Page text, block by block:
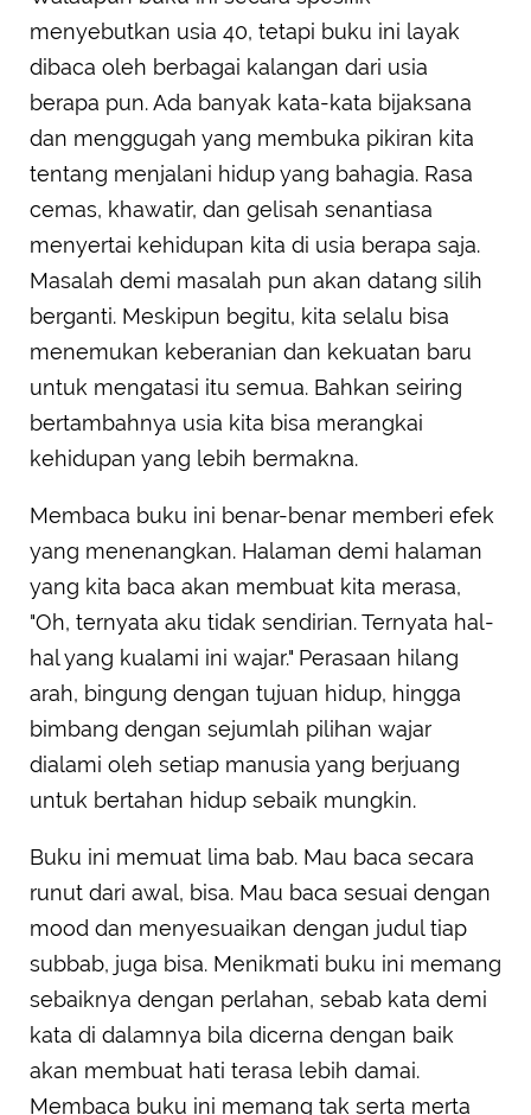
menyebutkan usia 40, tetapi buku ini layak
dibaca oleh berbagai kalangan dari usia
berapa pun. Ada banyak kata-kata bijaksana
dan menggugah yang membuka pikiran kita
tentang menjalani hidup yang bahagia. Rasa
cemas, khawatir, dan gelisah senantiasa
menyertai kehidupan kita di usia berapa saja.
Masalah demi masalah pun akan datang silih
berganti. Meskipun begitu, kita selalu bisa
menemukan keberanian dan kekuatan baru
untuk mengatasi itu semua. Bahkan seiring
bertambahnya usia kita bisa merangkai
kehidupan yang lebih bermakna.
Membaca buku ini benar-benar memberi efek
yang menenangkan. Halaman demi halaman
yang kita baca akan membuat kita merasa,
"Oh, ternyata aku tidak sendirian. Ternyata hal-
hal yang kualami ini wajar." Perasaan hilang
arah, bingung dengan tujuan hidup, hingga
bimbang dengan sejumlah pilihan wajar
dialami oleh setiap manusia yang berjuang
untuk bertahan hidup sebaik mungkin.
Buku ini memuat lima bab. Mau baca secara
runut dari awal, bisa. Mau baca sesuai dengan
mood dan menyesuaikan dengan judul tiap
subbab, juga bisa. Menikmati buku ini memang
sebaiknya dengan perlahan, sebab kata demi
kata di dalamnya bila dicerna dengan baik
akan membuat hati terasa lebih damai.
Membaca buku ini memang tak serta merta